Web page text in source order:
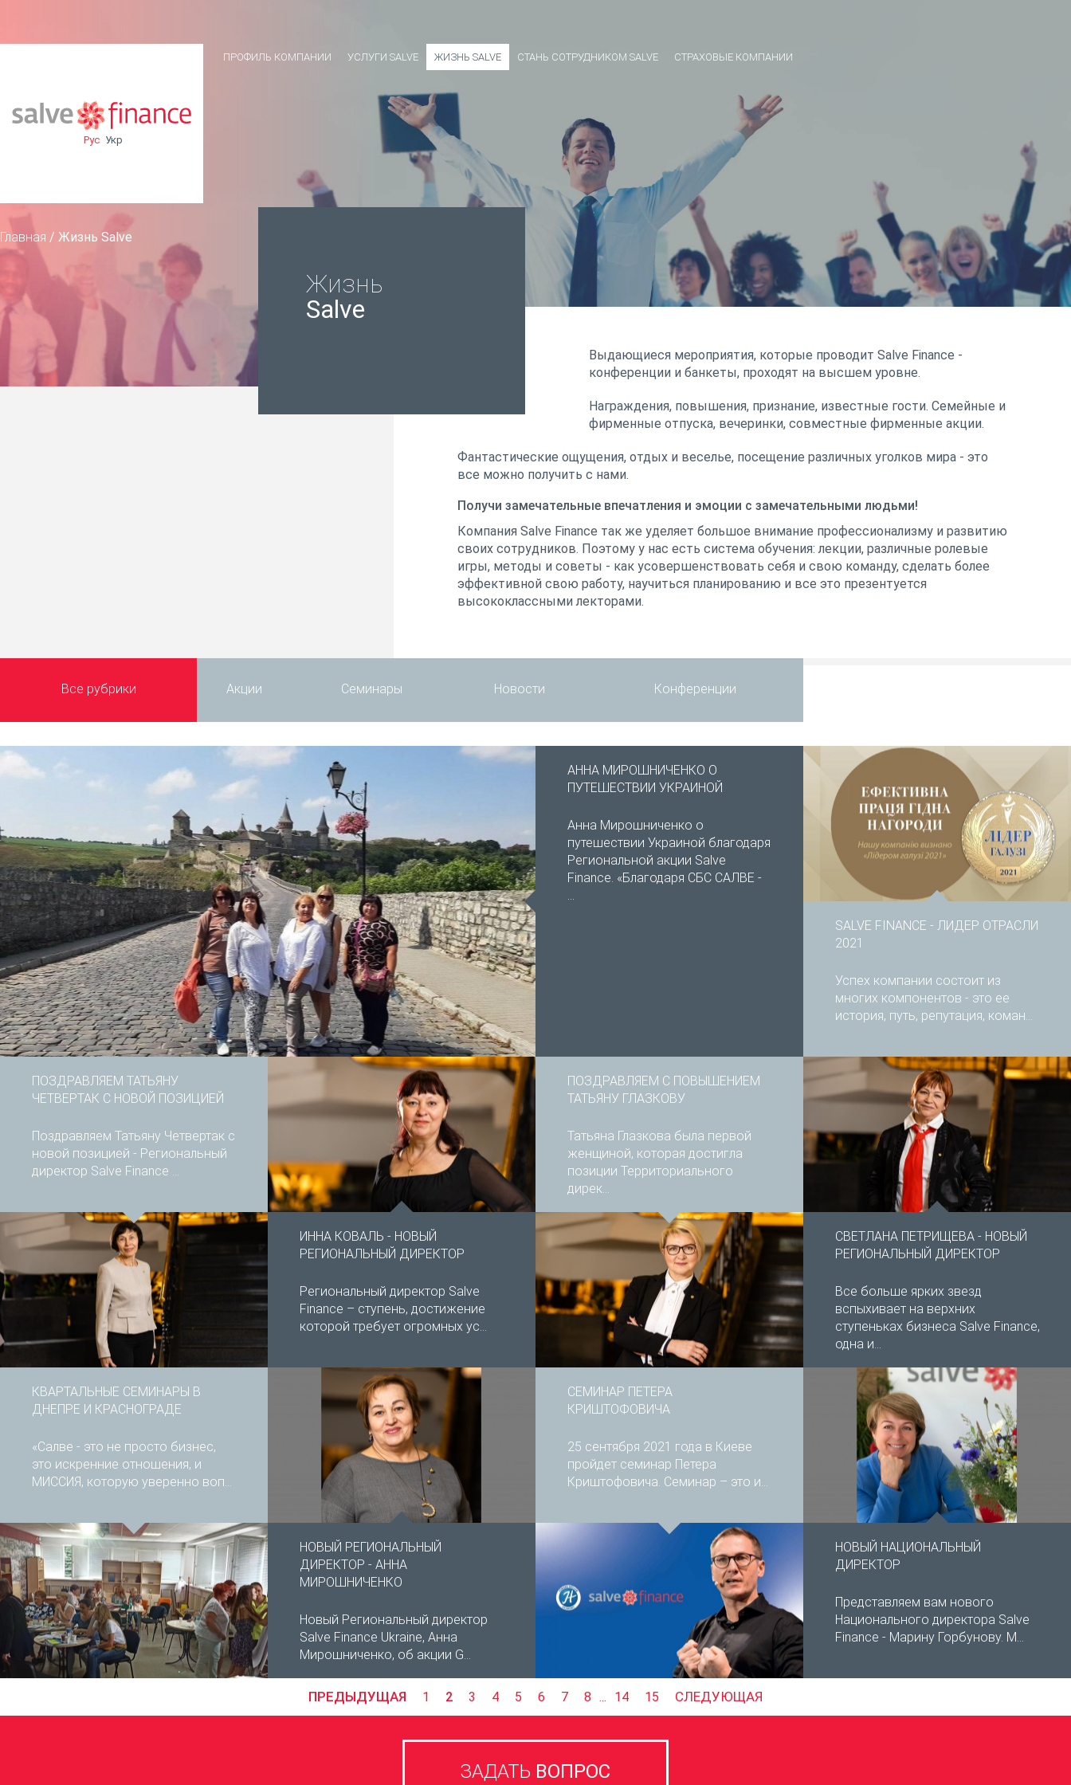
Рус Укр
Главная / Жизнь Salve
ПРОФИЛЬ КОМПАНИИ УСЛУГИ SALVE ЖИЗНЬ SALVE СТАНЬ СОТРУДНИКОМ SALVE СТРАХОВЫЕ КОМПАНИИ
Жизнь
Salve
Выдающиеся мероприятия, которые проводит Salve Finance -
конференции и банкеты, проходят на высшем уровне.
Награждения, повышения, признание, известные гости. Семейные и
фирменные отпуска, вечеринки, совместные фирменные акции.
Фантастические ощущения, отдых и веселье, посещение различных уголков мира - это
все можно получить с нами.
Получи замечательные впечатления и эмоции с замечательными людьми!
Компания Salve Finance так же уделяет большое внимание профессионализму и развитию
своих сотрудников. Поэтому у нас есть система обучения: лекции, различные ролевые
игры, методы и советы - как усовершенствовать себя и свою команду, сделать более
эффективной свою работу, научиться планированию и все это презентуется
высококлассными лекторами.
Все рубрики Акции Семинары Новости Конференции
АННА МИРОШНИЧЕНКО О
ПУТЕШЕСТВИИ УКРАИНОЙ
Анна Мирошниченко о
путешествии Украиной благодаря
Региональной акции Salve
Finance. «Благодаря СБС САЛВЕ -
...
SALVE FINANCE - ЛИДЕР ОТРАСЛИ
2021
Успех компании состоит из
многих компонентов - это ее
история, путь, репутация, коман...
ПОЗДРАВЛЯЕМ ТАТЬЯНУ
ЧЕТВЕРТАК С НОВОЙ ПОЗИЦИЕЙ
Поздравляем Татьяну Четвертак с
новой позицией - Региональный
директор Salve Finance ...
ИННА КОВАЛЬ - НОВЫЙ
РЕГИОНАЛЬНЫЙ ДИРЕКТОР
Региональный директор Salve
Finance – ступень, достижение
которой требует огромных ус...
ПОЗДРАВЛЯЕМ С ПОВЫШЕНИЕМ
ТАТЬЯНУ ГЛАЗКОВУ
Татьяна Глазкова была первой
женщиной, которая достигла
позиции Территориального
дирек...
СВЕТЛАНА ПЕТРИЩЕВА - НОВЫЙ
РЕГИОНАЛЬНЫЙ ДИРЕКТОР
Все больше ярких звезд
вспыхивает на верхних
ступеньках бизнеса Salve Finance,
одна и...
КВАРТАЛЬНЫЕ СЕМИНАРЫ В
ДНЕПРЕ И КРАСНОГРАДЕ
«Салве - это не просто бизнес,
это искренние отношения, и
МИССИЯ, которую уверенно воп...
НОВЫЙ РЕГИОНАЛЬНЫЙ
ДИРЕКТОР - АННА
МИРОШНИЧЕНКО
Новый Региональный директор
Salve Finance Ukraine, Анна
Мирошниченко, об акции G...
CЕМИНАР ПЕТЕРА
КРИШТОФОВИЧА
25 сентября 2021 года в Киеве
пройдет семинар Петера
Криштофовича. Семинар – это и...
НОВЫЙ НАЦИОНАЛЬНЫЙ
ДИРЕКТОР
Представляем вам нового
Национального директора Salve
Finance - Марину Горбунову. М...
ПРЕДЫДУЩАЯ 1 2 3 4 5 6 7 8 ... 14 15 СЛЕДУЮЩАЯ
ЗАДАТЬ ВОПРОС